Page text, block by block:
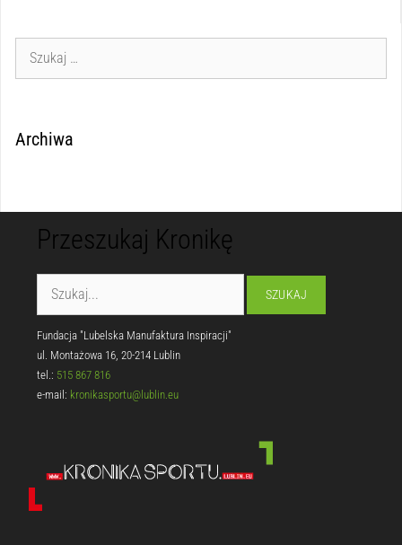
Archiwa
Przeszukaj Kronikę
Fundacja "Lubelska Manufaktura Inspiracji"
ul. Montażowa 16, 20-214 Lublin
tel.: 515 867 816
e-mail: kronikasportu@lublin.eu